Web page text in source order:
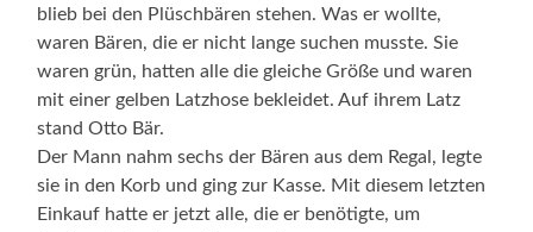
blieb bei den Plüschbären stehen. Was er wollte,
waren Bären, die er nicht lange suchen musste. Sie
waren grün, hatten alle die gleiche Größe und waren
mit einer gelben Latzhose bekleidet. Auf ihrem Latz
stand Otto Bär.
Der Mann nahm sechs der Bären aus dem Regal, legte
sie in den Korb und ging zur Kasse. Mit diesem letzten
Einkauf hatte er jetzt alle, die er benötigte, um